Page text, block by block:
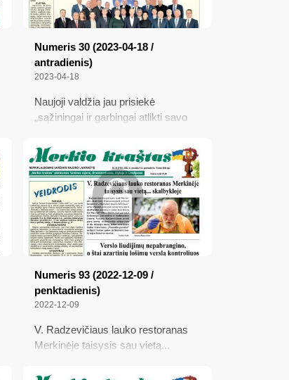
Numeris 30 (2023-04-18 /
antradienis)
2023-04-18
Naujoji valdžia jau prisiekė
„sąžiningai ir garbingai atlikti savo
gali netekti net savo butų; Kaip dirbs
naujai išrinkti merai ir tarybos?;
Nemokamai išveš buitines atliekas
Numeris 93 (2022-12-09 /
penktadienis)
2022-12-09
V. Radzevičiaus lauko restoranas
Merkinėje taisysis sau vietą...
nepabrangino, o štai azartinių lošimų